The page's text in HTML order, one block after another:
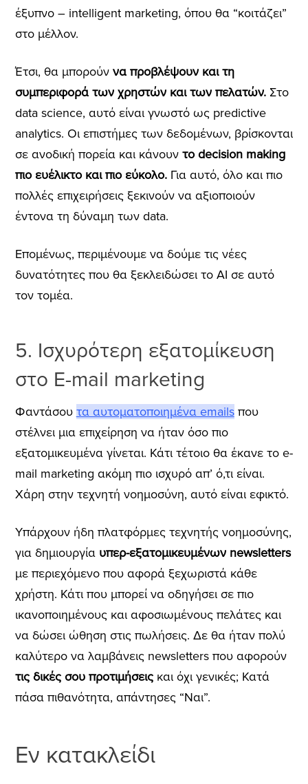
έξυπνο – intelligent marketing, όπου θα “κοιτάζει”
στο μέλλον.
Έτσι, θα μπορούν να προβλέψουν και τη
συμπεριφορά των χρηστών και των πελατών. Στο
data science, αυτό είναι γνωστό ως predictive
analytics. Οι επιστήμες των δεδομένων, βρίσκονται
σε ανοδική πορεία και κάνουν το decision making
πιο ευέλικτο και πιο εύκολο. Για αυτό, όλο και πιο
πολλές επιχειρήσεις ξεκινούν να αξιοποιούν
έντονα τη δύναμη των data.
Επομένως, περιμένουμε να δούμε τις νέες
δυνατότητες που θα ξεκλειδώσει το AI σε αυτό
τον τομέα.
5. Ισχυρότερη εξατομίκευση
στο E-mail marketing
Φαντάσου τα αυτοματοποιημένα emailsπου
στέλνει μια επιχείρηση να ήταν όσο πιο
εξατομικευμένα γίνεται. Κάτι τέτοιο θα έκανε το e-
mail marketing ακόμη πιο ισχυρό απ’ ό,τι είναι.
Χάρη στην τεχνητή νοημοσύνη, αυτό είναι εφικτό.
Υπάρχουν ήδη πλατφόρμες τεχνητής νοημοσύνης,
για δημιουργία υπερ-εξατομικευμένων newsletters
με περιεχόμενο που αφορά ξεχωριστά κάθε
χρήστη. Κάτι που μπορεί να οδηγήσει σε πιο
ικανοποιημένους και αφοσιωμένους πελάτες και
να δώσει ώθηση στις πωλήσεις. Δε θα ήταν πολύ
καλύτερο να λαμβάνεις newsletters που αφορούν
τις δικές σου προτιμήσειςκαι όχι γενικές; Κατά
πάσα πιθανότητα, απάντησες “Ναι”.
Εν κατακλείδι